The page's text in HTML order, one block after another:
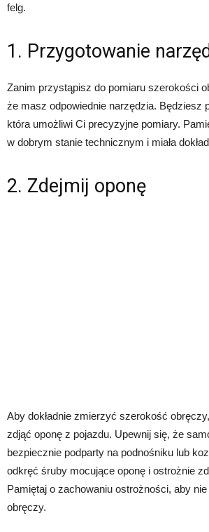
felg.
1. Przygotowanie
Zanim przystąpisz do pomiaru szerokości
że masz odpowiednie narzędzia. Będziesz
która umożliwi Ci precyzyjne pomiary.
w dobrym stanie technicznym i miała
2. Zdejmij oponę
Aby dokładnie zmierzyć szerokość
zdjąć oponę z pojazdu. Upewnij się, że
bezpiecznie podparty na podnośniku lub
odkręć śruby mocujące oponę i ostrożnie
Pamiętaj o zachowaniu ostrożności, aby
obręczy.